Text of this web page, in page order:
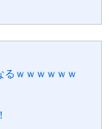
るｗｗｗｗｗｗ